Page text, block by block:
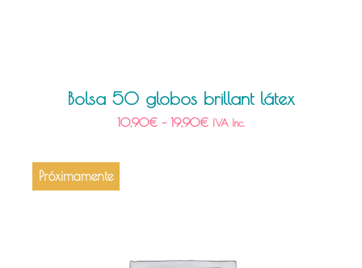
Bolsa 50 globos brillant látex
10,90€– 19,90€ IVA Inc.
Próximamente